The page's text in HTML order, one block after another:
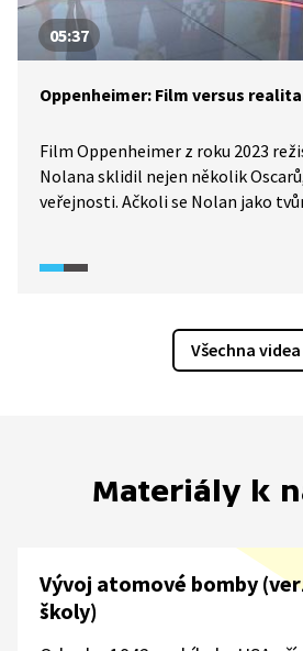
05:37
Oppenheimer: Film versus realita
Film Oppenheimer z roku 2023
Nolana sklidil nejen několik
veřejnosti. Ačkoli se Nolan jako
přibližuje historické realitě a která
pořadu 90’ ČT24 (2024) jaderný
na mezinárodní vztahy.Všechna videa
Materiály k
Vývoj atomové bomby
školy)